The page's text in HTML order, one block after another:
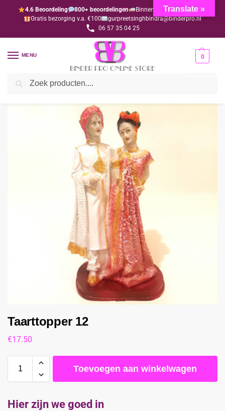
4.6 Beoordeling 800+ beoordelingen
Binnen 1-3 dagen geleverd
Gratis bezorging v.a. €100
gurpreetsinghbindra@binderpro.nl
06 57 35 04 25
MENU 0
Home Wedding / Taarttoppers
Taarttopper 12
€17.50
Toevoegen aan winkelwagen
Hier zijn we goed in
Translate »